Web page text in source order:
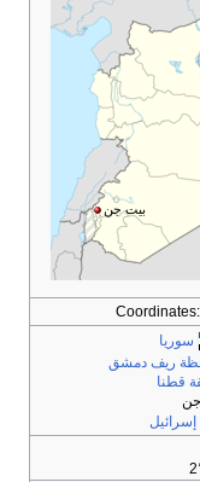
بيت جن
Coordinates:
سوريا
ريف دمشق
قطنا
إسرائيل